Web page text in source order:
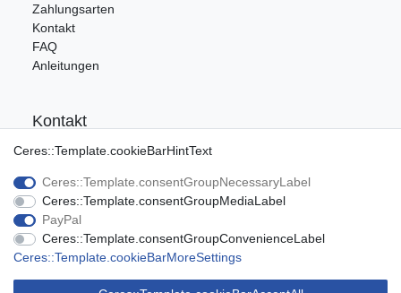
Zahlungsarten
Kontakt
FAQ
Anleitungen
Kontakt
Tel.: 09176/9986400
Rechtliches
Datenschutz
Widerrufsrecht
AGB
Ceres::Template.cookieBarHintText
Ceres::Template.consentGroupNecessaryLabel
Ceres::Template.consentGroupMediaLabel
PayPal
Ceres::Template.consentGroupConvenienceLabel
Ceres::Template.cookieBarMoreSettings